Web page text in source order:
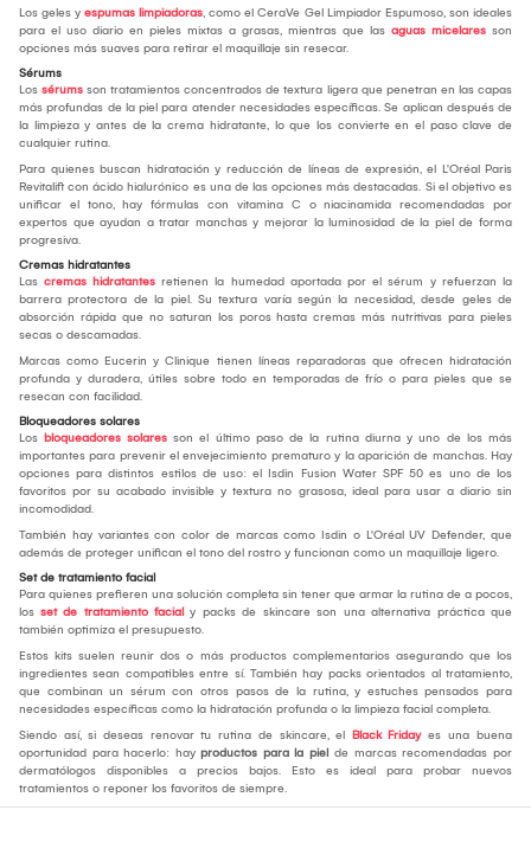
Los geles y espumas limpiadoras, como el CeraVe Gel Limpiador Espumoso, son ideales
para el uso diario en pieles mixtas a grasas, mientras que las aguas micelares son
opciones más suaves para retirar el maquillaje sin resecar.
Sérums
Los sérums son tratamientos concentrados de textura ligera que penetran en las capas
más profundas de la piel para atender necesidades específicas. Se aplican después de
la limpieza y antes de la crema hidratante, lo que los convierte en el paso clave de
cualquier rutina.
Para quienes buscan hidratación y reducción de líneas de expresión, el L'Oréal Paris
Revitalift con ácido hialurónico es una de las opciones más destacadas. Si el objetivo es
unificar el tono, hay fórmulas con vitamina C o niacinamida recomendadas por
expertos que ayudan a tratar manchas y mejorar la luminosidad de la piel de forma
progresiva.
Cremas hidratantes
Las cremas hidratantes retienen la humedad aportada por el sérum y refuerzan la
barrera protectora de la piel. Su textura varía según la necesidad, desde geles de
absorción rápida que no saturan los poros hasta cremas más nutritivas para pieles
secas o descamadas.
Marcas como Eucerin y Clinique tienen líneas reparadoras que ofrecen hidratación
profunda y duradera, útiles sobre todo en temporadas de frío o para pieles que se
resecan con facilidad.
Bloqueadores solares
Los bloqueadores solares son el último paso de la rutina diurna y uno de los más
importantes para prevenir el envejecimiento prematuro y la aparición de manchas. Hay
opciones para distintos estilos de uso: el Isdin Fusion Water SPF 50 es uno de los
favoritos por su acabado invisible y textura no grasosa, ideal para usar a diario sin
incomodidad.
También hay variantes con color de marcas como Isdin o L'Oréal UV Defender, que
además de proteger unifican el tono del rostro y funcionan como un maquillaje ligero.
Set de tratamiento facial
Para quienes prefieren una solución completa sin tener que armar la rutina de a pocos,
los set de tratamiento facial y packs de skincare son una alternativa práctica que
también optimiza el presupuesto.
Estos kits suelen reunir dos o más productos complementarios asegurando que los
ingredientes sean compatibles entre sí. También hay packs orientados al tratamiento,
que combinan un sérum con otros pasos de la rutina, y estuches pensados para
necesidades específicas como la hidratación profunda o la limpieza facial completa.
Siendo así, si deseas renovar tu rutina de skincare, el Black Fridayes una buena
oportunidad para hacerlo: hay productos para la piel de marcas recomendadas por
dermatólogos disponibles a precios bajos. Esto es ideal para probar nuevos
tratamientos o reponer los favoritos de siempre.